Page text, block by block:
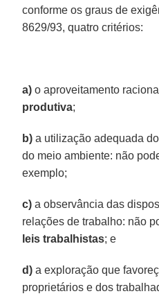
conforme os graus de
8629/93, quatro critérios:
a) o aproveitamento
produtiva;
b) a utilização adequada
do meio ambiente: não
exemplo;
c) a observância das
relações de trabalho: não
leis trabalhistas; e
d) a exploração que
proprietários e dos